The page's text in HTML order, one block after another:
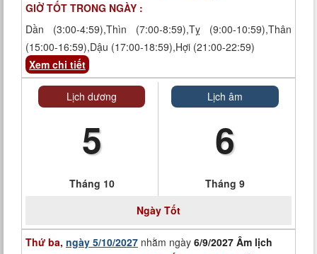
GIỜ TỐT TRONG NGÀY :
Dần (3:00-4:59),Thìn (7:00-8:59),Tỵ (9:00-10:59),Thân
(15:00-16:59),Dậu (17:00-18:59),Hợi (21:00-22:59)
Xem chi tiết
Lịch dương
5
Tháng 10
Lịch âm
6
Tháng 9
Ngày Tốt
Thứ ba, ngày 5/10/2027 nhằm ngày 6/9/2027 Âm lịch